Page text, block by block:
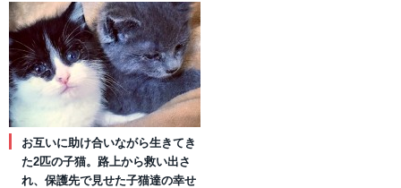
お互いに助け合いながら生きてき
た2匹の子猫。路上から救い出さ
れ、保護先で見せた子猫達の幸せ